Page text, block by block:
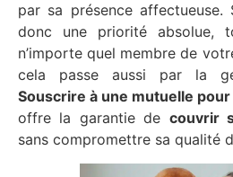
par sa présence affectueuse.
donc une priorité absolue,
n’importe quel membre de
cela passe aussi par la
Souscrire à une mutuelle
offre la garantie de couvrir
sans compromettre sa qualité